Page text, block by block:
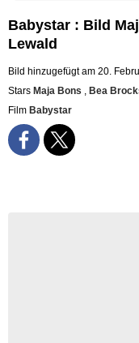
Babystar : Bild
Lewald
Bild hinzugefügt am 20.
Stars Maja Bons , Bea
Film Babystar